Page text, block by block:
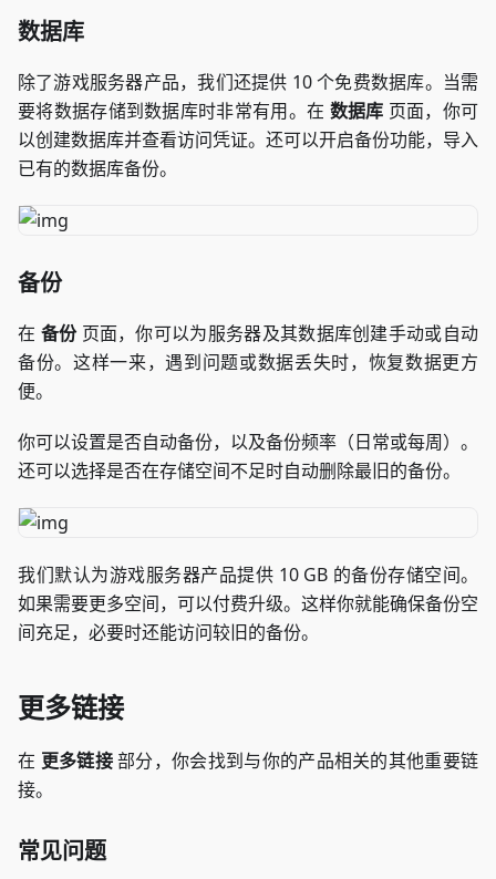
数据库
除了游戏服务器产品，我们还提供 10 个免费数据库。当需
要将数据存储到数据库时非常有用。在 数据库 页面，你可
以创建数据库并查看访问凭证。还可以开启备份功能，导入
已有的数据库备份。
备份
在 备份页面，你可以为服务器及其数据库创建手动或自动
备份。这样一来，遇到问题或数据丢失时，恢复数据更方
便。
你可以设置是否自动备份，以及备份频率（日常或每周）。
还可以选择是否在存储空间不足时自动删除最旧的备份。
我们默认为游戏服务器产品提供 10 GB 的备份存储空间。
如果需要更多空间，可以付费升级。这样你就能确保备份空
间充足，必要时还能访问较旧的备份。
更多链接
在 更多链接部分，你会找到与你的产品相关的其他重要链
接。
常见问题